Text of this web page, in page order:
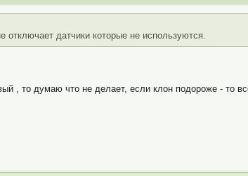
отключает датчики которые не используются.
, то думаю что не делает, если клон подороже - то